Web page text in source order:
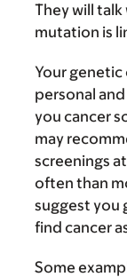
They will
mutation is
Your genetic
personal
you cancer
may
screenings
often than
suggest you
find cancer
Some